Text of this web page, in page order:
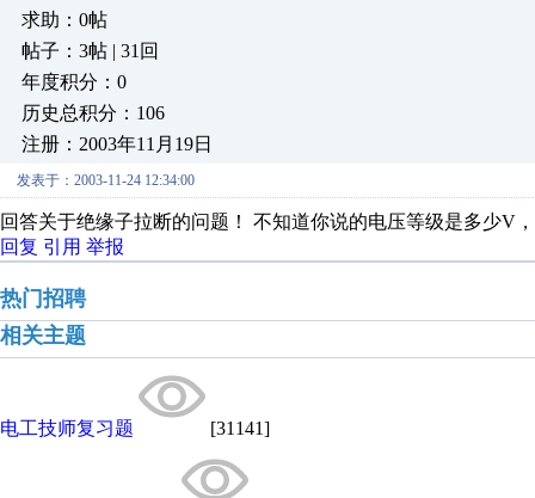
求助：0帖
帖子：3帖 | 31回
年度积分：0
历史总积分：106
注册：2003年11月19日
发表于：2003-11-24 12:34:00
回答关于绝缘子拉断的问题！ 不知道你说的电压等级是多少
回复 引用 举报
热门招聘
相关主题
电工技师复习题 [31141]